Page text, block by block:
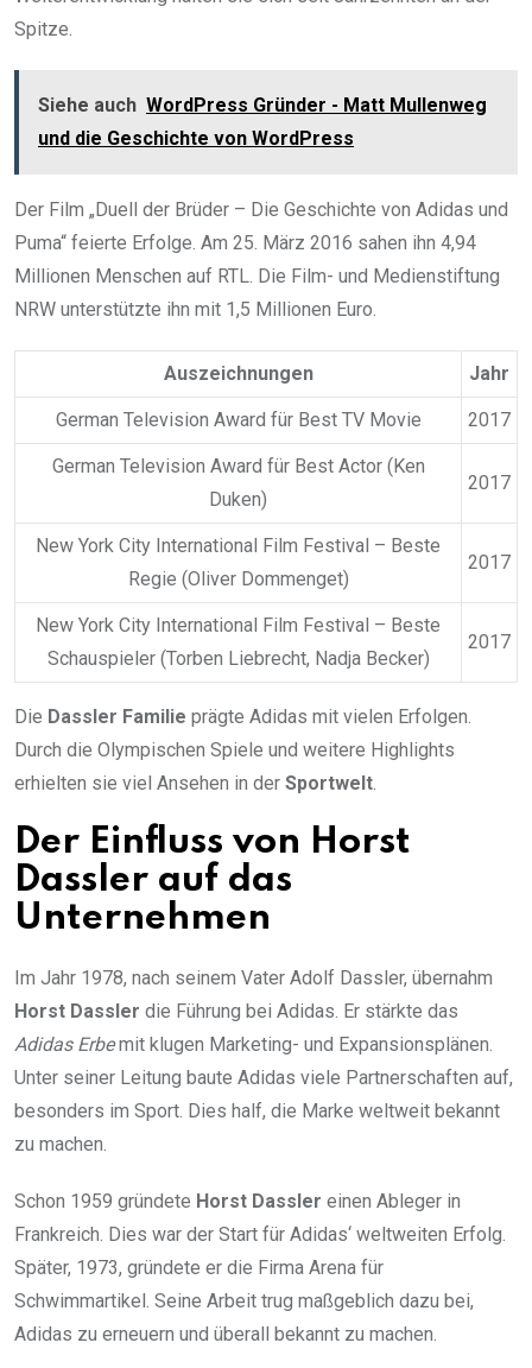
Spitze.
Siehe auch WordPress Gründer - Matt Mullenweg
und die Geschichte von WordPress
Der Film „Duell der Brüder – Die Geschichte von Adidas und
Puma“ feierte Erfolge. Am 25. März 2016 sahen ihn 4,94
Millionen Menschen auf RTL. Die Film- und Medienstiftung
NRW unterstützte ihn mit 1,5 Millionen Euro.
Auszeichnungen Jahr
German Television Award für Best TV Movie 2017
German Television Award für Best Actor (Ken
Duken)
2017
New York City International Film Festival – Beste
Regie (Oliver Dommenget)
2017
New York City International Film Festival – Beste
Schauspieler (Torben Liebrecht, Nadja Becker)
2017
Die Dassler Familie prägte Adidas mit vielen Erfolgen.
Durch die Olympischen Spiele und weitere Highlights
erhielten sie viel Ansehen in der Sportwelt
Der Einfluss von Horst
Dassler auf das
Unternehmen
Im Jahr 1978, nach seinem Vater Adolf Dassler, übernahm
Horst Dassler die Führung bei Adidas. Er stärkte das
Adidas Erbemit klugen Marketing- und Expansionsplänen.
Unter seiner Leitung baute Adidas viele Partnerschaften auf,
besonders im Sport. Dies half, die Marke weltweit bekannt
zu machen.
Schon 1959 gründete Horst Dassler einen Ableger in
Frankreich. Dies war der Start für Adidas‘ weltweiten Erfolg.
Später, 1973, gründete er die Firma Arena für
Schwimmartikel. Seine Arbeit trug maßgeblich dazu bei,
Adidas zu erneuern und überall bekannt zu machen.